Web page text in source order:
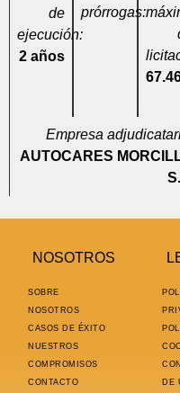
de
ejecución:
2 años
prórrogas:
Empresa
AUTOCARES
NOSOTROS
SOBRE
NOSOTROS
CASOS DE ÉXITO
NUESTROS
COMPROMISOS
CONTACTO
DE